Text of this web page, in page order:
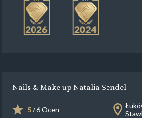
Nails & Make up Natalia Sendel
5/ 6 Ocen